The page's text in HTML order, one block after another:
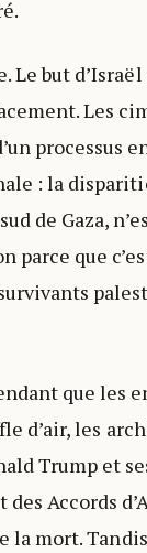
but d’Israël
Les
processus
: la
de Gaza,
parce que
que les
d’air, les
Trump et
Accords
la mort.